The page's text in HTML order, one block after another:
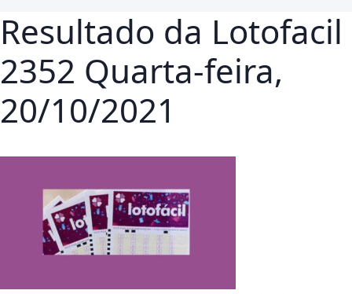
Resultado da Lotofacil
2352 Quarta-feira,
20/10/2021